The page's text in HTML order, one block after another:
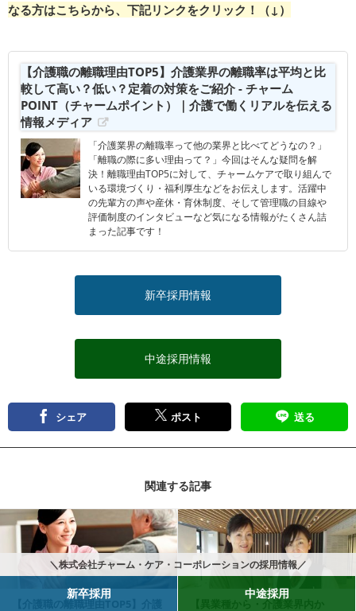
＼株式会社チャーム・ケア・コーポレーションの採用情報／
新卒採用 中途採用
なる方はこちらから、下記リンクをクリック！（↓）
【介護職の離職理由TOP5】介護業界の離職率は平均と比
較して高い？低い？定着の対策をご紹介 - チャーム
POINT（チャームポイント）｜介護で働くリアルを伝える
情報メディア
「介護業界の離職率って他の業界と比べてどうなの？」
「離職の際に多い理由って？」今回はそんな疑問を解
決！離職理由TOP5に対して、チャームケアで取り組んで
いる環境づくり・福利厚生などをお伝えします。活躍中
の先輩方の声や産休・育休制度、そして管理職の目線や
評価制度のインタビューなど気になる情報がたくさん詰
まった記事です！
新卒採用情報
中途採用情報
シェア ポスト 送る
関連する記事
【介護職の離職理由TOP5】介護 【異業種から・介護業界内か
記事を読む